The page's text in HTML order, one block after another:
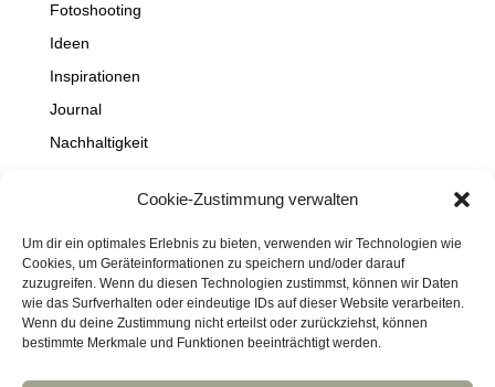
Cookie-Zustimmung verwalten
Um dir ein optimales Erlebnis zu bieten, verwenden wir Technologien wie
Cookies, um Geräteinformationen zu speichern und/oder darauf
zuzugreifen. Wenn du diesen Technologien zustimmst, können wir Daten
wie das Surfverhalten oder eindeutige IDs auf dieser Website verarbeiten.
Wenn du deine Zustimmung nicht erteilst oder zurückziehst, können
bestimmte Merkmale und Funktionen beeinträchtigt werden.
Fotoshooting
Ideen
Inspirationen
Journal
Nachhaltigkeit
Projekte
Schaufenster
Travel